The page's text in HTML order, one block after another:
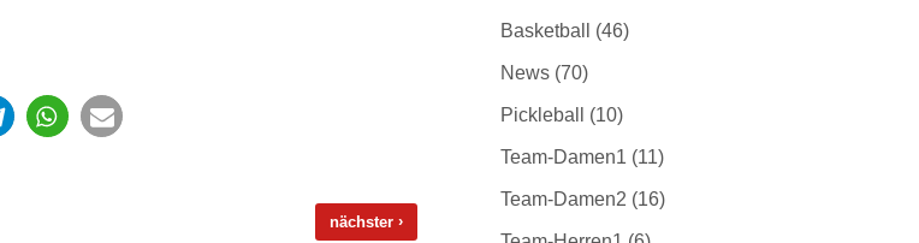
nächster›
Basketball (46)
News(70)
Pickleball (10)
Team-Damen1 (11)
Team-Damen2 (16)